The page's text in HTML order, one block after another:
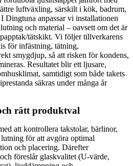
luftväxling, särskilt i kök, badrum,
Dingtuna anpassar vi installationen
och material – oavsett om det är
tätskikt. Vi följer tillverkarens
för infästning, tätning,
smygdjup, så att risken för kondens,
Resultatet blir ett ljusare,
samtidigt som både takets
säkras under många år
rätt produktval
att kontrollera takstolar, bärlinor,
för att avgöra optimal
och placering. Därefter
föreslår glaskvalitet (U-värde,